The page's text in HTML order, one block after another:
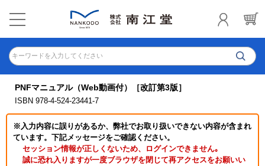
キーワードを入力してください
PNFマニュアル（Web動画付）［改訂第3版］
ISBN 978-4-524-23441-7
※入力内容に誤りがあるか、弊社でお取り扱いできない内容が含まれ
ています。下記メッセージをご確認ください。
セッション情報が正しくないため、ログインできません｡
誠に恐れ入りますが一度ブラウザを閉じて再アクセスをお願いい